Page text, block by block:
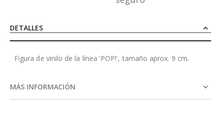
DETALLES
Figura de vinilo de la línea 'POP!', tamaño aprox. 9 cm.
MÁS INFORMACIÓN